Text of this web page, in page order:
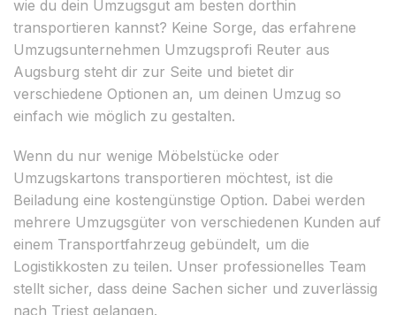
wie du dein Umzugsgut am besten dorthin
transportieren kannst? Keine Sorge, das erfahrene
Umzugsunternehmen Umzugsprofi Reuter aus
Augsburg steht dir zur Seite und bietet dir
verschiedene Optionen an, um deinen Umzug so
einfach wie möglich zu gestalten.
Wenn du nur wenige Möbelstücke oder
Umzugskartons transportieren möchtest, ist die
Beiladung eine kostengünstige Option. Dabei werden
mehrere Umzugsgüter von verschiedenen Kunden auf
einem Transportfahrzeug gebündelt, um die
Logistikkosten zu teilen. Unser professionelles Team
stellt sicher, dass deine Sachen sicher und zuverlässig
nach Triest gelangen.